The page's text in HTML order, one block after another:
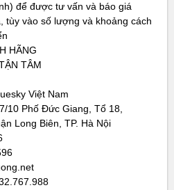
để được tư vấn và báo giá
tùy vào số lượng và khoảng cách
HÃNG
TÂM
Việt Nam
Phố Đức Giang, Tổ 18,
Long Biên, TP. Hà Nội